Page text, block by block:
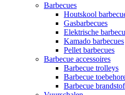
Barbecues
Houtskool
Gasbarbecues
Elektrische
Kamado barbecues
Pellet barbecues
Barbecue accessoires
Barbecue trolleys
Barbecue
Barbecue brandstof